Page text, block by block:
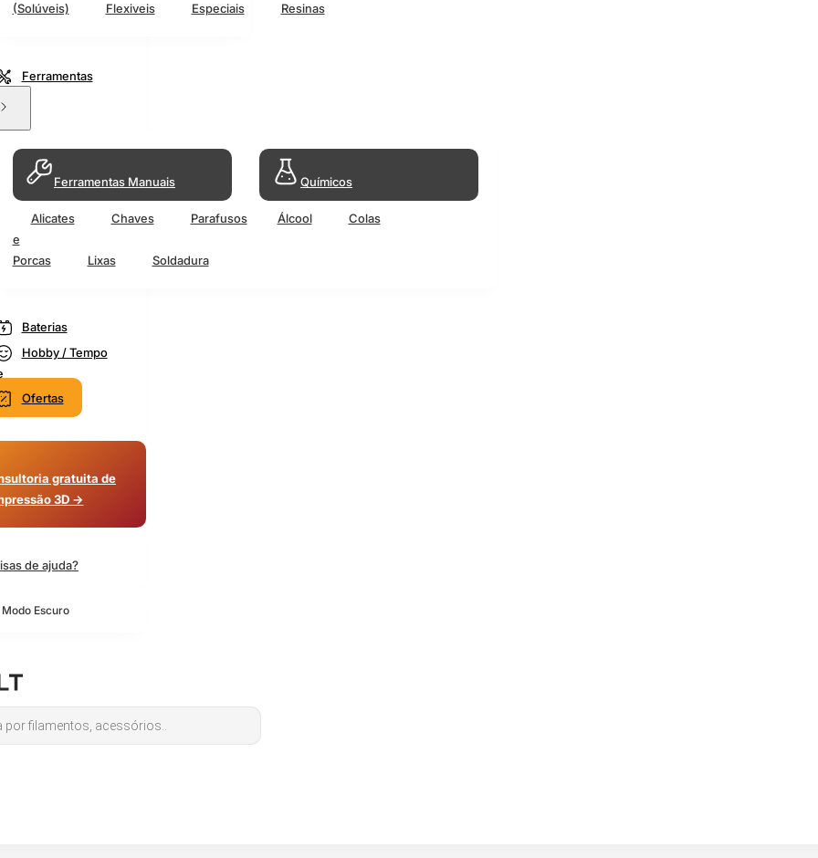
(Solúveis)
Flexiveis Especiais Resinas
Ferramentas
Ferramentas Manuais
Alicates Chaves
Parafusos
e
Porcas
Lixas Soldadura
Químicos
Álcool Colas
Baterias
Hobby / Tempo
Ofertas
gratuita de
3D →
de ajuda?
Escuro